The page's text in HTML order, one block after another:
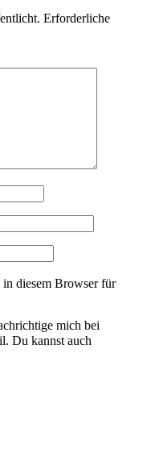
Erforderliche
diesem Browser für
mich bei
Du kannst auch